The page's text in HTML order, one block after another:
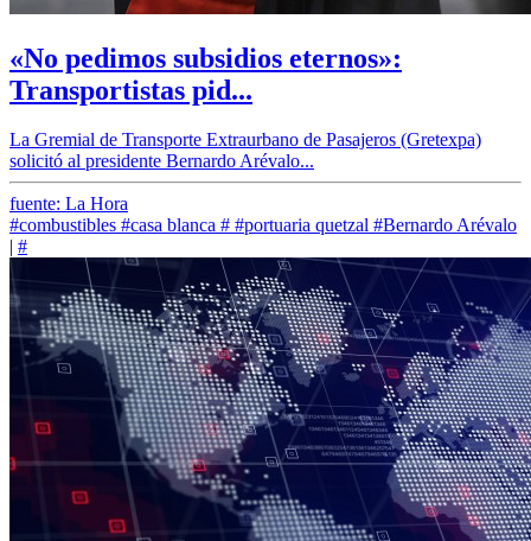
«No pedimos subsidios eternos»:
Transportistas pid...
La Gremial de Transporte Extraurbano de Pasajeros (Gretexpa)
solicitó al presidente Bernardo Arévalo...
fuente: La Hora
#combustibles #casa blanca # #portuaria quetzal #Bernardo Arévalo
| #